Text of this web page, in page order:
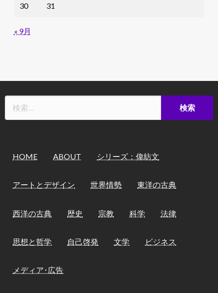
30 31
« 9月
HOME ABOUT シリーズ：偉紡文
アートとデザイン 世界情勢 東洋の古典
西洋の古典 歴史 宗教 科学 法律
思想と哲学 自己啓発 文学 ビジネス
メディア･広告